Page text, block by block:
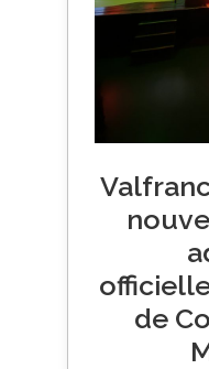
de